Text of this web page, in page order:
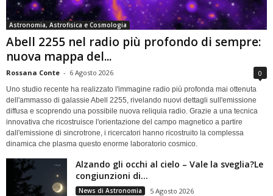
Astronomia, Astrofisica e Cosmologia
Abell 2255 nel radio più profondo di sempre:
nuova mappa del...
Rossana Conte - 6 Agosto 2026 0
Uno studio recente ha realizzato l'immagine radio più profonda mai ottenuta
dell'ammasso di galassie Abell 2255, rivelando nuovi dettagli sull'emissione
diffusa e scoprendo una possibile nuova reliquia radio. Grazie a una tecnica
innovativa che ricostruisce l'orientazione del campo magnetico a partire
dall'emissione di sincrotrone, i ricercatori hanno ricostruito la complessa
dinamica che plasma questo enorme laboratorio cosmico.
Alzando gli occhi al cielo – Vale la sveglia?Le
congiunzioni di...
News di Astronomia 5 Agosto 2026